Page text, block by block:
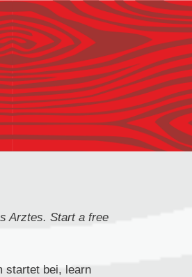
Arztes. Start a free
startet bei, learn